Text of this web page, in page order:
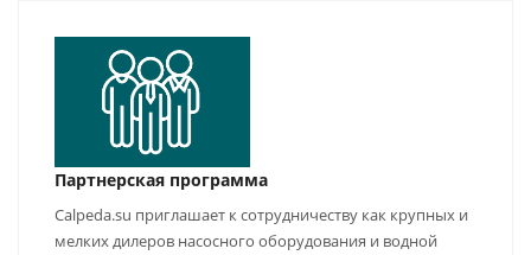
Партнерская программа
Calpeda.su приглашает к сотрудничеству как крупных и
мелких дилеров насосного оборудования и водной